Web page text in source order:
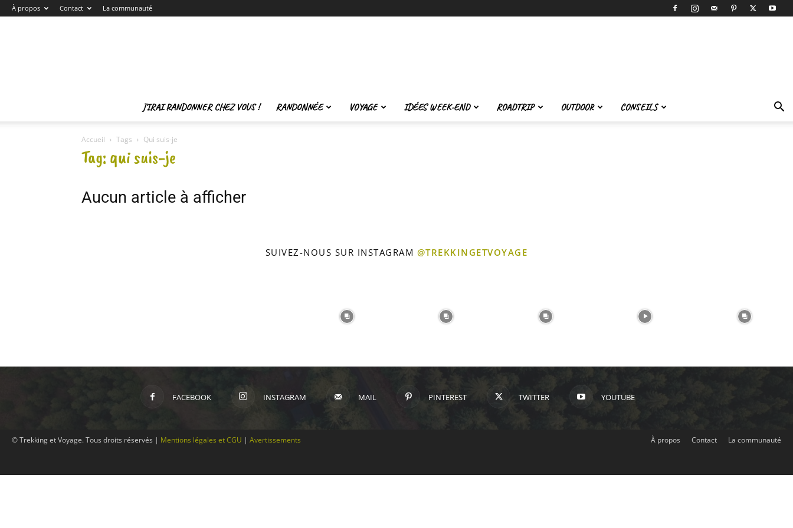
À propos Contact La communauté
J’IRAI RANDONNER CHEZ VOUS ! RANDONNÉE VOYAGE IDÉES WEEK-END ROADTRIP OUTDOOR CONSEILS
Accueil Tags Qui suis-je
Tag: qui suis-je
Aucun article à afficher
SUIVEZ-NOUS SUR INSTAGRAM @TREKKINGETVOYAGE
FACEBOOK INSTAGRAM MAIL PINTEREST TWITTER YOUTUBE
À propos Contact La communauté
© Trekking et Voyage. Tous droits réservés | Mentions légales et CGU | Avertissements